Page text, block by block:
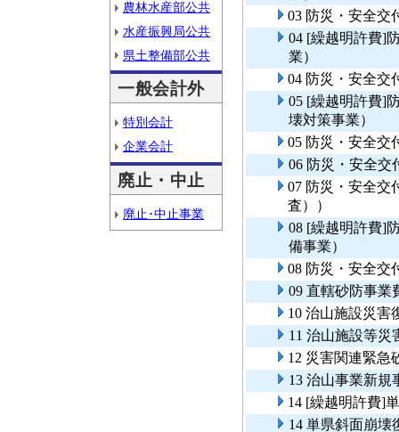
農林水産部公共
水産振興局公共
県土整備部公共
一般会計外
特別会計
企業会計
廃止・中止
廃止･中止事業
03 防災・安全交
04 [繰越明許費]
業）
04 防災・安全交
05 [繰越明許費]
壊対策事業）
05 防災・安全交
06 防災・安全交
07 防災・安全交
査））
08 [繰越明許費]
備事業）
08 防災・安全交
09 直轄砂防事業
10 治山施設災害
11 治山施設等災
12 災害関連緊急
13 治山事業新規
14 [繰越明許費]
14 単県斜面崩壊